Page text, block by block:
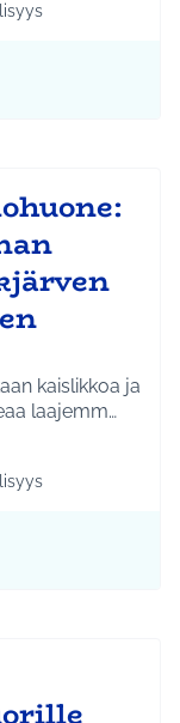
Hyvinvointi ja
kaislikkoa ja
laajemm…
Hyvinvointi ja